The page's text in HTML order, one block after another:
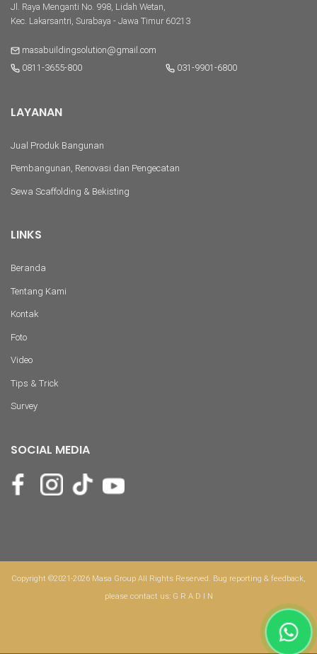
Jl. Raya Menganti No. 998, Lidah Wetan,
Kec. Lakarsantri, Surabaya - Jawa Timur 60213
masabuildingsolution@gmail.com
0811-3655-800
031-9901-6800
LAYANAN
Jual Produk Bangunan
Pembangunan, Renovasi dan Pengecatan
Sewa Scaffolding & Bekisting
LINKS
Beranda
Tentang Kami
Kontak
Foto
Video
Tips & Trick
Survey
SOCIAL MEDIA
Copyright ©2021-2026 Masa Group All Rights Reserved. Bug reporting & feedback,
please contact us: G R A D I N